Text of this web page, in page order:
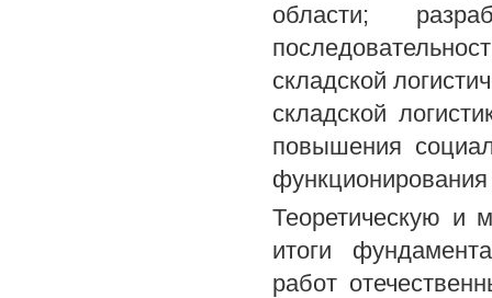
области;
складской
складской
повышения
функционирования
Теоретическую и
итоги
работ